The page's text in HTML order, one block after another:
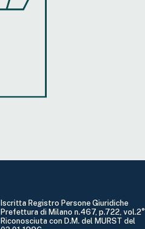
Iscritta Registro Persone Giuridiche
Prefettura di Milano n.467, p.722, vol.2°
Riconosciuta con D.M. del MURST del